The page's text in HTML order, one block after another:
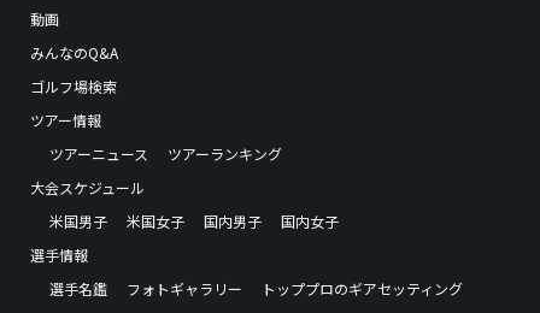
動画
みんなのQ&A
ゴルフ場検索
ツアー情報
ツアーニュース
ツアーランキング
大会スケジュール
米国男子
米国女子 国内男子
国内女子
選手情報
選手名鑑
フォトギャラリー
トッププロのギアセッティング